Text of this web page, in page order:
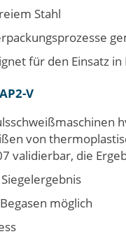
Stahl
für den Einsatz
V
von
validierbar, die
möglich